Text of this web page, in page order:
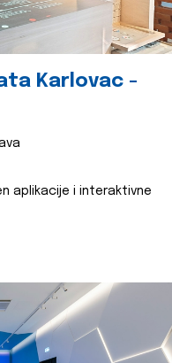
Karlovac -
aplikacije i interaktivne